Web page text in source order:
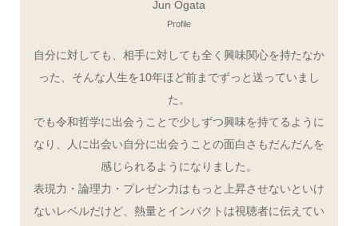
Jun Ogata
Profile
自分に対しても、相手に対しても全く興味関心を持たなか
った、そんな人生を10年ほど前までずっと送っていまし
た。
でも令和哲学に出会うことで少しずつ興味を持てるように
なり、人に出会い自分に出会うことの面白さもだんだんを
感じられるようになりました。
表現力・論理力・プレゼン力はもっと上昇させないといけ
ないレベルだけど、熱量とインパクトは視聴者に伝えてい